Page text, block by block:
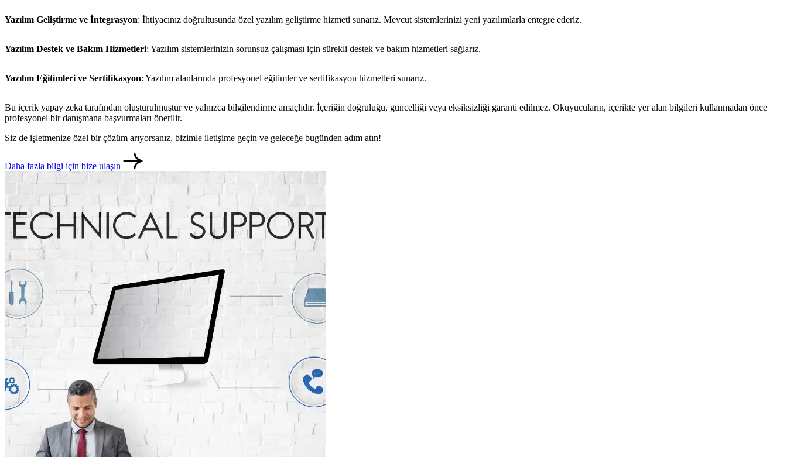
Yazılım Geliştirme ve İntegrasyon: İhtiyacınız doğrultusunda özel yazılım geliştirme hizmeti sunarız. Mevcut sistemlerinizi yeni yazılımlarla entegre ederiz.
Yazılım Destek ve Bakım Hizmetleri: Yazılım sistemlerinizin sorunsuz çalışması için sürekli destek ve bakım hizmetleri sağlarız.
Yazılım Eğitimleri ve Sertifikasyon: Yazılım alanlarında profesyonel eğitimler ve sertifikasyon hizmetleri sunarız.
Bu içerik yapay zeka tarafından oluşturulmuştur ve yalnızca bilgilendirme amaçlıdır. İçeriğin doğruluğu, güncelliği veya eksiksizliği garanti edilmez. Okuyucuların, içerikte yer alan bilgileri kullanmadan önce
profesyonel bir danışmana başvurmaları önerilir.
Siz de işletmenize özel bir çözüm arıyorsanız, bizimle iletişime geçin ve geleceğe bugünden adım atın!
Daha fazla bilgi için bize ulaşın